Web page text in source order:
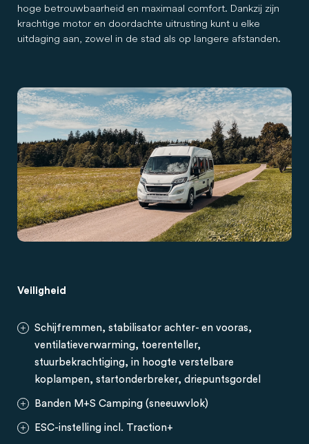
hoge betrouwbaarheid en maximaal comfort. Dankzij zijn
krachtige motor en doordachte uitrusting kunt u elke
uitdaging aan, zowel in de stad als op langere afstanden.
Veiligheid
Schijfremmen, stabilisator achter- en vooras,
ventilatieverwarming, toerenteller,
stuurbekrachtiging, in hoogte verstelbare
koplampen, startonderbreker, driepuntsgordel
Banden M+S Camping (sneeuwvlok)
ESC-instelling incl. Traction+